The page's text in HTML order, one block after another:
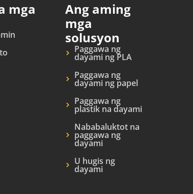
mga
Ang aming
mga
solusyon
Paggawa ng
dayami ng PLA
Paggawa ng
dayami ng papel
Paggawa ng
plastik na dayami
Nababaluktot na
paggawa ng
dayami
U hugis ng
dayami